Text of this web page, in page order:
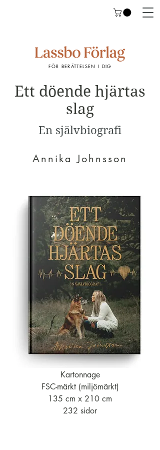
FÖR BERÄTTELSEN I DIG
Ett döende hjärtas
slag
En självbiografi
Annika Johnsson
Kartonnage
FSC-märkt (miljömärkt)
135 cm x 210 cm
232 sidor